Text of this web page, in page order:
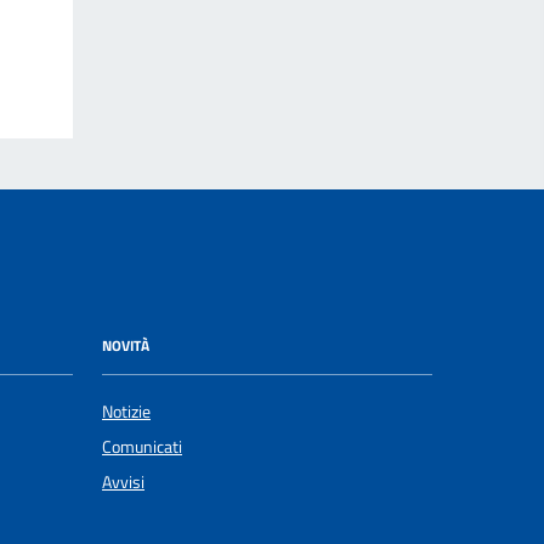
NOVITÀ
Notizie
Comunicati
Avvisi